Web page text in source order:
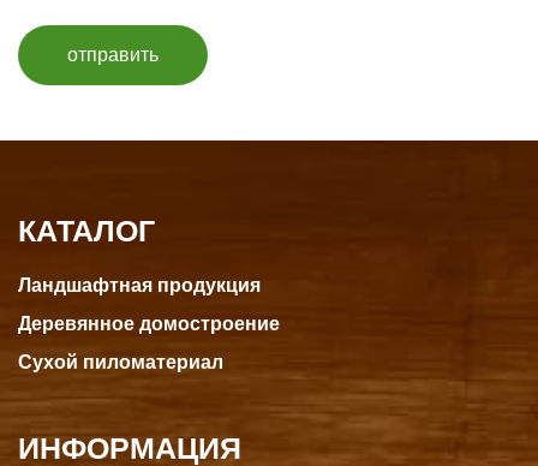
отправить
КАТАЛОГ
Ландшафтная продукция
Деревянное домостроение
Сухой пиломатериал
ИНФОРМАЦИЯ